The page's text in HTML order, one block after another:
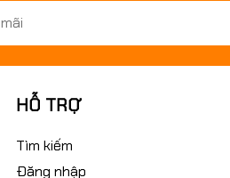
HỖ TRỢ
Tìm kiếm
Đăng nhập